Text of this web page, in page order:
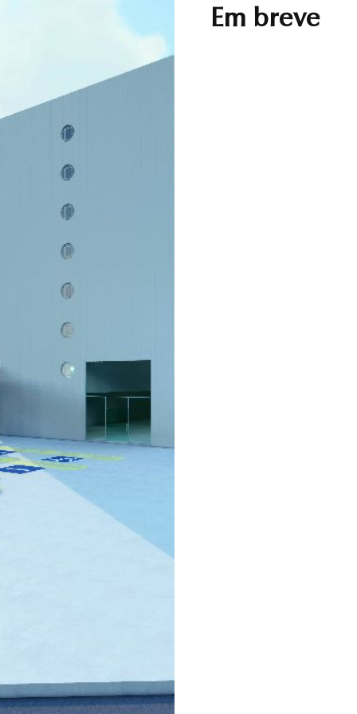
Em breve